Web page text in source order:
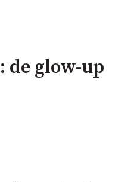
glow-up